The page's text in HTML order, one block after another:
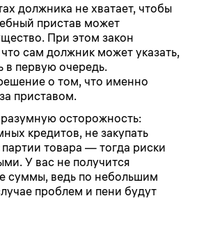
должника не хватает, чтобы
пристав может
При этом закон
сам должник может указать,
в первую очередь.
о том, что именно
приставом.
осторожность:
кредитов, не закупать
товара — тогда риски
У вас не получится
суммы, ведь по небольшим
проблем и пени будут